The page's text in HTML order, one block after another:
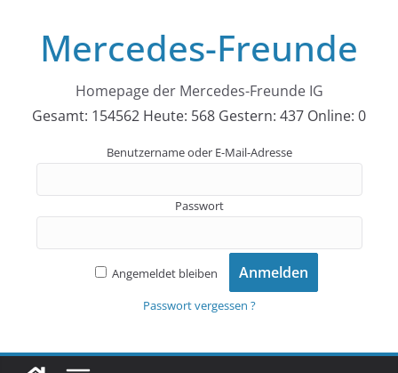
springenMercedes-Freunde
Homepage der Mercedes-Freunde IG
Gesamt: 154562 Heute: 568 Gestern: 437 Online: 0
Benutzername oder E-Mail-Adresse
Passwort
Angemeldet bleiben
Passwort vergessen ?